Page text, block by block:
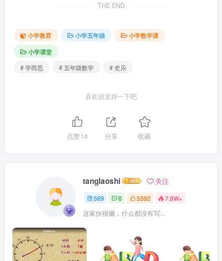
THE END
小学教育 小学五年级
小学数学课
小学课堂
# 学而思
# 五年级数学 # 史乐
喜欢就支持一下吧
点赞14 分享 收藏
tanglaoshi 关注
569 0 5592 7.8W+
这家伙很懒，什么都没有写...